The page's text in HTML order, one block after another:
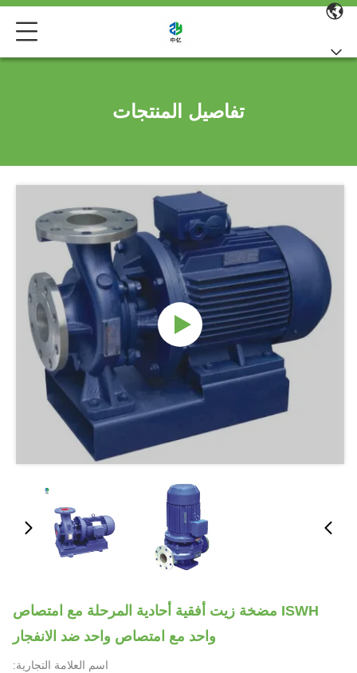
تفاصيل المنتجات
ISWH مضخة زيت أفقية أحادية المرحلة مع امتصاص
واحد مع امتصاص واحد ضد الانفجار
اسم العلامة التجارية: